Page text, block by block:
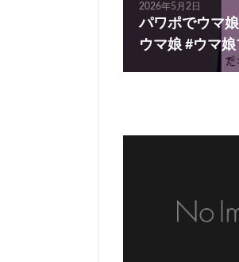
2026年5月2日
パワポでウマ
ウマ娘 #ウマ